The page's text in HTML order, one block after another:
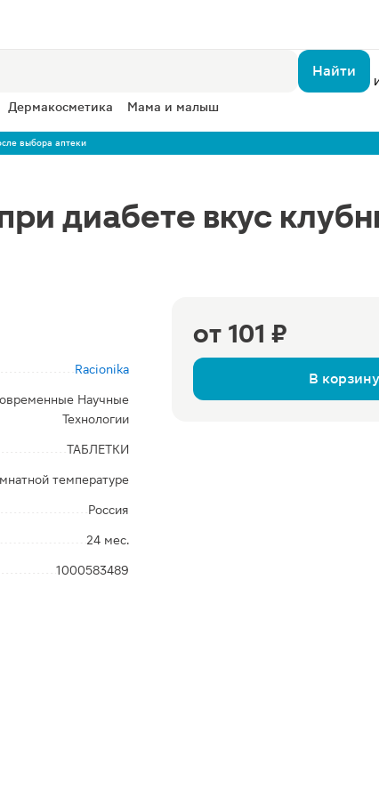
Найти
Дермакосметика Мама и малыш
выбора аптеки
диабете вкус
от 101 ₽
В корзину
Racionika
Научные
Технологии
ТАБЛЕТКИ
температуре
Россия
24 мес.
1000583489